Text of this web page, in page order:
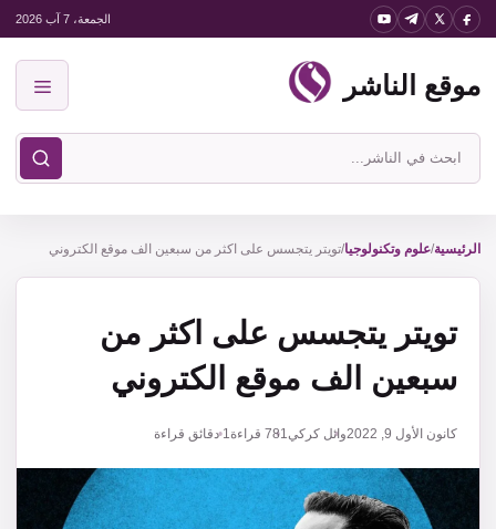
انتقل
المحتوى
الجمعة، 7 آب 2026
موقع الناشر
ابحث
في
الناشر
الرئيسية/علوم وتكنولوجيا/تويتر يتجسس على اكثر من سبعين الف موقع الكتروني
تويتر يتجسس على اكثر من
سبعين الف موقع الكتروني
كانون الأول 9, 2022 وائل كركي781 قراءة1 دقائق قراءة